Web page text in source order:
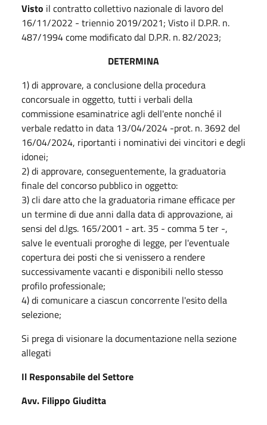
Visto il contratto collettivo nazionale di lavoro del
16/11/2022 - triennio 2019/2021; Visto il D.P.R. n.
487/1994 come modificato dal D.P.R. n. 82/2023;
DETERMINA
1) di approvare, a conclusione della procedura
concorsuale in oggetto, tutti i verbali della
commissione esaminatrice agli dell'ente nonché il
verbale redatto in data 13/04/2024 -prot. n. 3692 del
16/04/2024, riportanti i nominativi dei vincitori e degli
idonei;
2) di approvare, conseguentemente, la graduatoria
finale del concorso pubblico in oggetto:
3) cli dare atto che la graduatoria rimane efficace per
un termine di due anni dalla data di approvazione, ai
sensi del d.lgs. 165/2001 - art. 35 - comma 5 ter -,
salve le eventuali proroghe di legge, per l'eventuale
copertura dei posti che si venissero a rendere
successivamente vacanti e disponibili nello stesso
profilo professionale;
4) di comunicare a ciascun concorrente l'esito della
selezione;
Si prega di visionare la documentazione nella sezione
allegati
Il Responsabile del Settore
Avv. Filippo Giuditta